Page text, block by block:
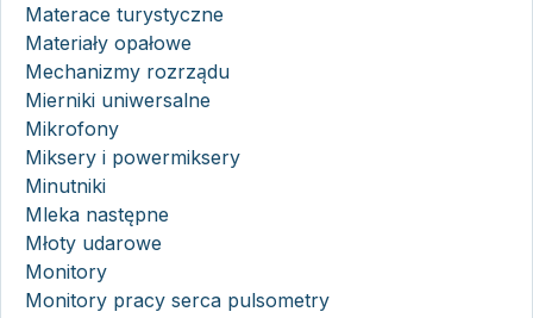
Materace turystyczne
Materiały opałowe
Mechanizmy rozrządu
Mierniki uniwersalne
Mikrofony
Miksery i powermiksery
Minutniki
Mleka następne
Młoty udarowe
Monitory
Monitory pracy serca pulsometry